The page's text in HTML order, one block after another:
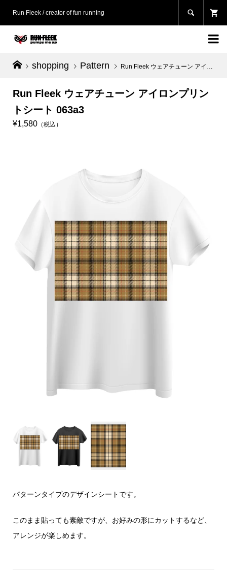
Run Fleek / creator of fun running 

shopping Pattern Run Fleek ウェアチューン アイロンプリントシート 063a3
Run Fleek ウェアチューン アイロンプリン
トシート 063a3
¥1,580（税込）
パターンタイプのデザインシートです。
このまま貼っても素敵ですが、お好みの形にカットするなど、
アレンジが楽しめます。